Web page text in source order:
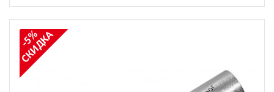
-5%
СКИДКА